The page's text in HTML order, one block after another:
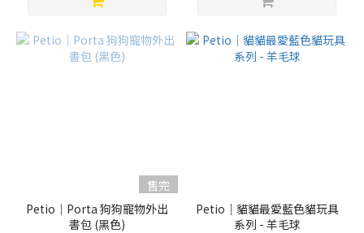
售完
Petio｜Porta 狗狗寵物外出
書包 (黑色)
Petio｜貓貓最愛藍色貓玩具
系列 - 羊毛球